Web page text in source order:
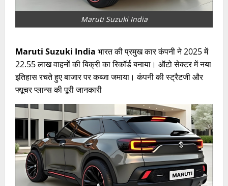
Maruti Suzuki India
Maruti Suzuki India भारत की प्रमुख कार कंपनी ने 2025 में
22.55 लाख वाहनों की बिक्री का रिकॉर्ड बनाया। ऑटो सेक्टर में नया
इतिहास रचते हुए बाजार पर कब्जा जमाया। कंपनी की स्ट्रैटजी और
फ्यूचर प्लान्स की पूरी जानकारी